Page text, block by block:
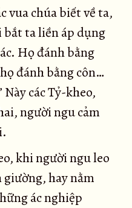
vua chúa biết về ta,
bắt ta liền áp dụng
Họ đánh bằng
đánh bằng côn…
các Tỷ-kheo,
người ngu cảm
khi người ngu leo
hay nằm
ác nghiệp